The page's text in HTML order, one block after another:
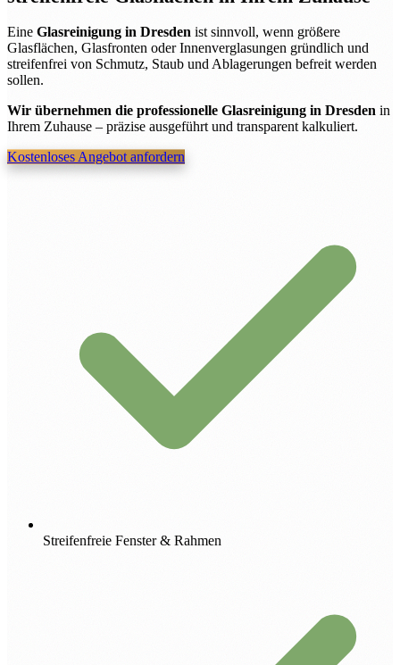
Eine Glasreinigung in Dresden ist sinnvoll, wenn größere
Glasflächen, Glasfronten oder Innenverglasungen gründlich und
streifenfrei von Schmutz, Staub und Ablagerungen befreit werden
sollen.
Wir übernehmen die professionelle Glasreinigung in Dresden in
Ihrem Zuhause – präzise ausgeführt und transparent kalkuliert.
Kostenloses Angebot anfordern
Streifenfreie Fenster & Rahmen